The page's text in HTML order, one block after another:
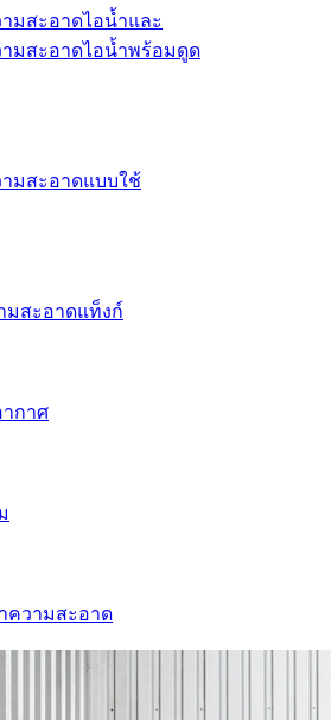
มสะอาดไอน้ำและ
ามสะอาดไอน้ำพร้อมดูด
ามสะอาดแบบใช้
มสะอาดแท็งก์
ากาศ
วามสะอาด